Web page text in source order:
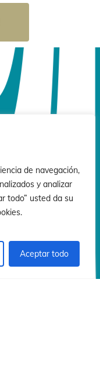
de navegación,
y analizar
todo” usted da su
Aceptar todo